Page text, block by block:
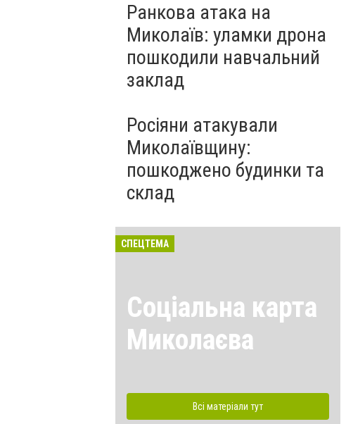
Ранкова атака на
Миколаїв: уламки дрона
пошкодили навчальний
заклад
Росіяни атакували
Миколаївщину:
пошкоджено будинки та
склад
СПЕЦТЕМА
Соціальна карта
Миколаєва
Всі матеріали тут